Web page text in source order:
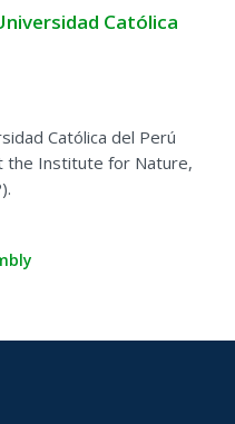
Católica
Católica del Perú
the Institute for Nature,